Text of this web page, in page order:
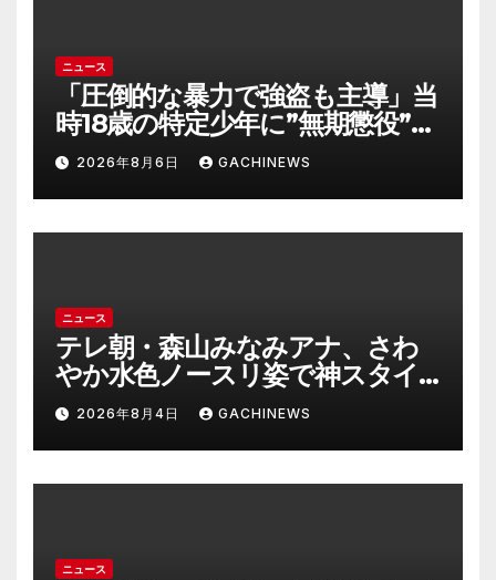
ニュース
「圧倒的な暴力で強盗も主導」当
時18歳の特定少年に”無期懲役”求
刑の背景『年齢の若さで説明でき
ないほど悪質だと検察が判断』
＜元裁判官が解説＞全国的に見て
も異例のケース_8月7日判決の行
2026年8月6日 GACHINEWS
ニュース
テレ朝・森山みなみアナ、さわ
やか水色ノースリ姿で神スタイ
ル炸裂 「爽やかで可愛い」「最
上級にお似合い」(J-CASTニュー
ス)
2026年8月4日 GACHINEWS
ニュース